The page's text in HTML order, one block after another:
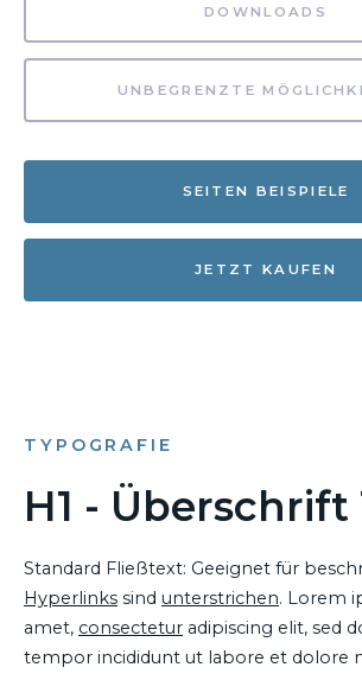
DOWNLOADS
UNBEGRENZTE
SEITEN BEISPIELE
JETZT KAUFEN
TYPOGRAFIE
H1 - Überschrift
Standard Fließtext: Geeignet für
Hyperlinks sind unterstrichen. Lorem
amet, consectetur adipiscing elit, sed
tempor incididunt ut labore et dolore